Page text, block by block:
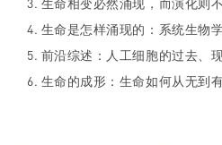
3. 生命相变必然涌现，而演化则
4. 生命是怎样涌现的：系统生物
5. 前沿综述：人工细胞的过去、
6. 生命的成形：生命如何从无到